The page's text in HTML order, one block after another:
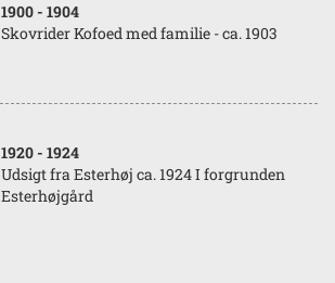
1900 - 1904
Skovrider Kofoed med familie - ca. 1903
1920 - 1924
Udsigt fra Esterhøj ca. 1924 I forgrunden
Esterhøjgård